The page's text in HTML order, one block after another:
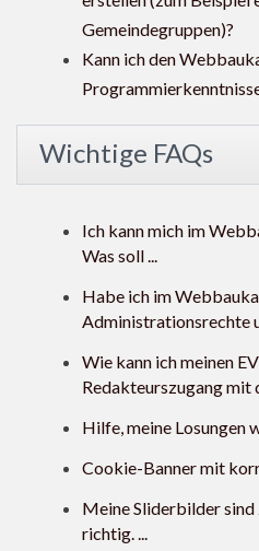
Gemeindegruppen)?
Kann ich den
Wichtige FAQs
Ich kann mich im
Was soll ...
Habe ich im
Administrationsrechte
Wie kann ich meinen
Redakteurszugang mit
Hilfe, meine Losungen
Cookie-Banner mit
Meine Sliderbilder
richtig. ...